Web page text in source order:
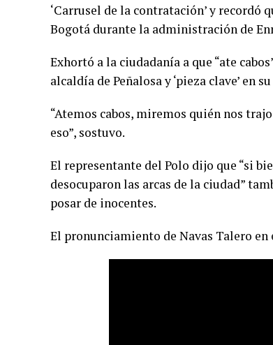
‘Carrusel de la contratación’ y
Bogotá durante la administración de
Exhortó a la ciudadanía a que “ate
alcaldía de Peñalosa y ‘pieza clave’ en
“Atemos cabos, miremos quién nos
eso”, sostuvo.
El representante del Polo dijo que “si
desocuparon las arcas de la ciudad”
posar de inocentes.
El pronunciamiento de Navas Talero